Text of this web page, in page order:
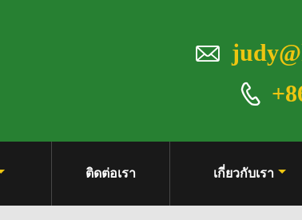


ติดต่อเรา เกี่ยวกับเรา